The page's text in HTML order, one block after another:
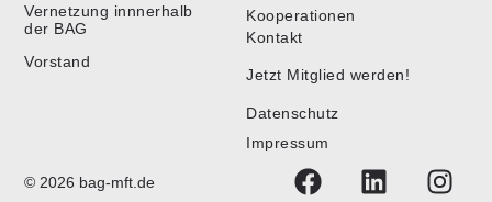
Vernetzung innnerhalb
der BAG
Vorstand
Kooperationen
Kontakt
Jetzt Mitglied werden!
Datenschutz
Impressum
© 2026 bag-mft.de